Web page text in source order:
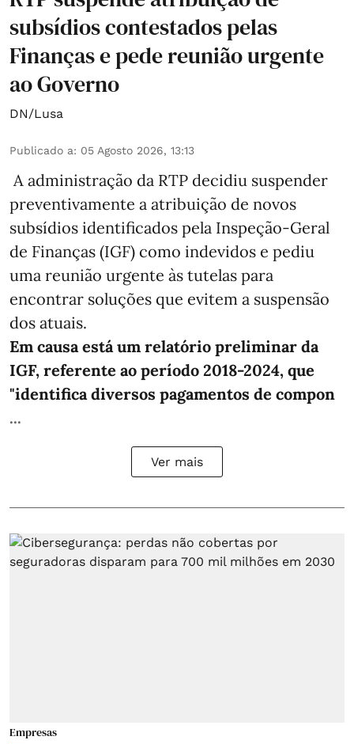
subsídios contestados pelas
Finanças e pede reunião urgente
ao Governo
DN/Lusa
Publicado a: 05 Agosto 2026, 13:13
A administração da RTP decidiu suspender
preventivamente a atribuição de novos
subsídios identificados pela Inspeção-Geral
de Finanças (IGF) como indevidos e pediu
uma reunião urgente às tutelas para
encontrar soluções que evitem a suspensão
dos atuais.
Em causa está um relatório preliminar da
IGF, referente ao período 2018-2024, que
"identifica diversos pagamentos de compon
...
Ver mais
Empresas